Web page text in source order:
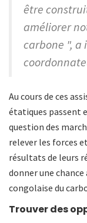
être
améliorer
carbone ", a
Au cours de ces
étatiques passent
question des
relever les forces
résultats de leurs
donner une
congolaise du
Trouverdes